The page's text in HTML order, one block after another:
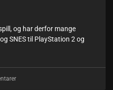
og har derfor mange
SNES til PlayStation 2 og